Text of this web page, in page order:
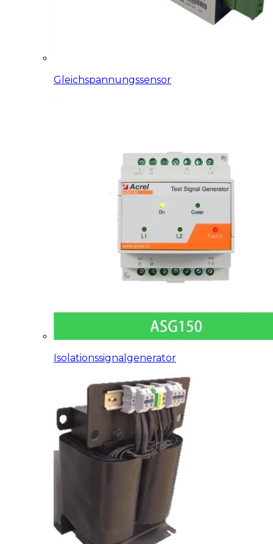
Gleichspannungssensor
Isolationssignalgenerator